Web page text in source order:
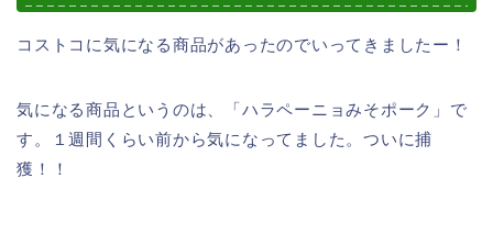
コストコに気になる商品があったのでいってきましたー！
気になる商品というのは、「ハラペーニョみそポーク」で
す。１週間くらい前から気になってました。ついに捕
獲！！